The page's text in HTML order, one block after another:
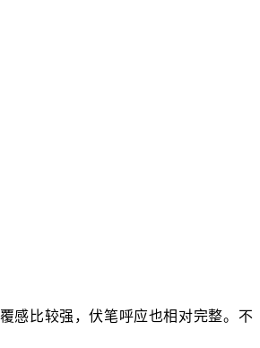
感比较强，伏笔呼应也相对完整。不